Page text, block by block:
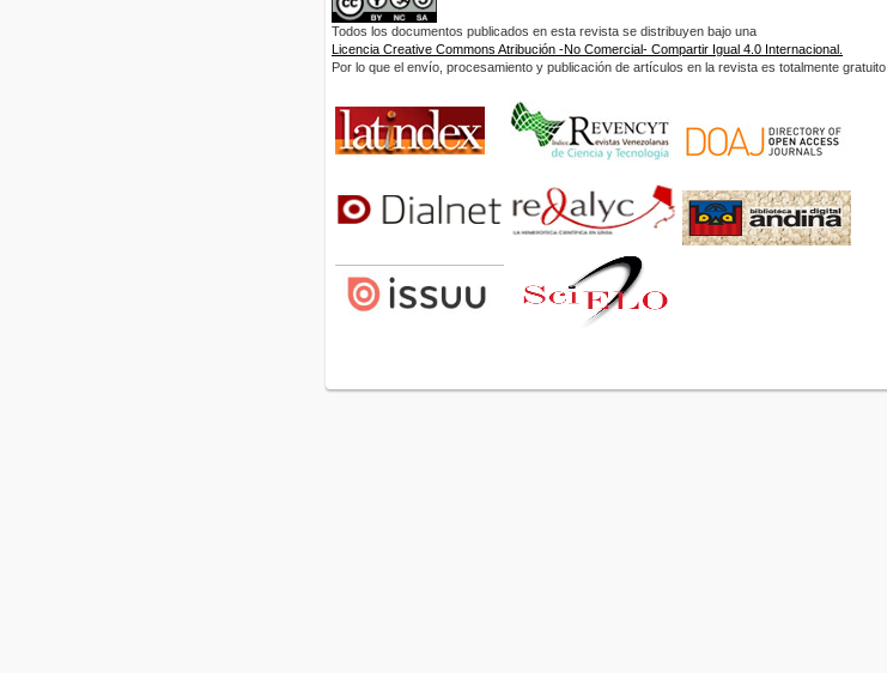
Todos los documentos publicados en esta revista se distribuyen bajo una
Licencia Creative Commons Atribución -No Comercial- Compartir Igual 4.0 Internacional.
Por lo que el envío, procesamiento y publicación de artículos en la revista es totalmente gratuito.